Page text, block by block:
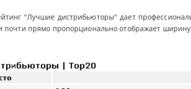
"Лучшие дистрибьюторы" дает
почти прямо пропорционально отображает